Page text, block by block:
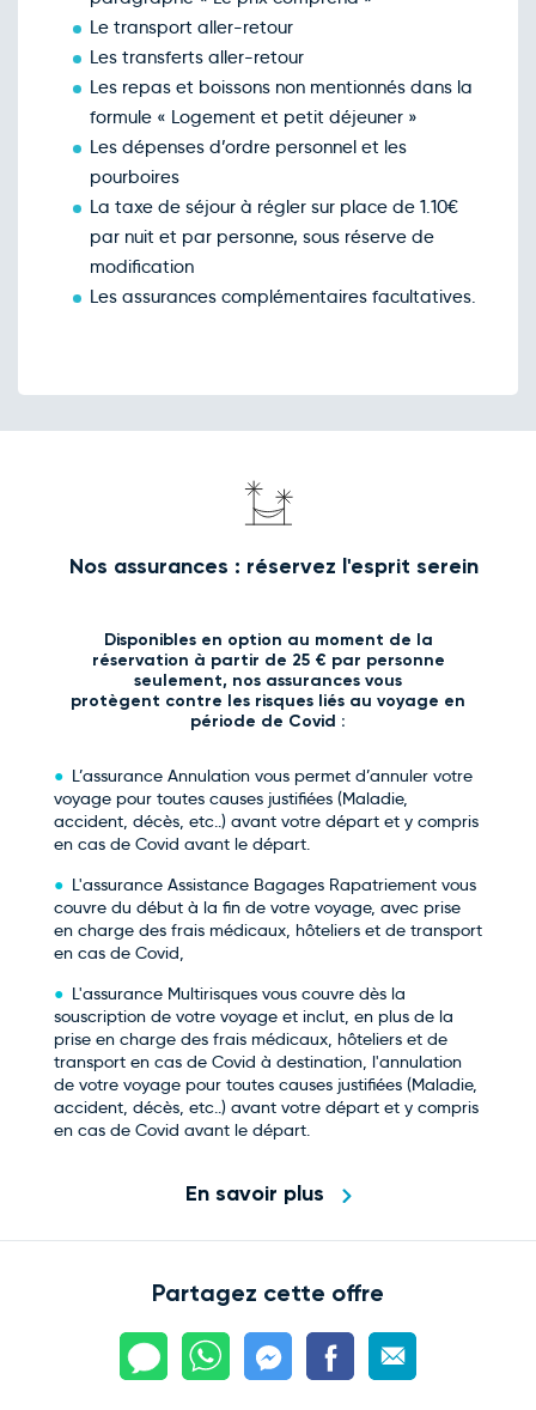
Le transport aller-retour
Les transferts aller-retour
Les repas et boissons non mentionnés dans la
formule « Logement et petit déjeuner »
Les dépenses d’ordre personnel et les
pourboires
La taxe de séjour à régler sur place de 1.10€
par nuit et par personne, sous réserve de
modification
Les assurances complémentaires facultatives.
Nos assurances : réservez l'esprit serein
Disponibles en option au moment de la
réservation à partir de 25 € par personne
seulement, nos assurances vous
protègent contre les risques liés au voyage en
période de Covid :
L’assurance Annulation vous permet d’annuler votre
voyage pour toutes causes justifiées (Maladie,
accident, décès, etc..) avant votre départ et y compris
en cas de Covid avant le départ.
L'assurance Assistance Bagages Rapatriement vous
couvre du début à la fin de votre voyage, avec prise
en charge des frais médicaux, hôteliers et de transport
en cas de Covid,
L'assurance Multirisques vous couvre dès la
souscription de votre voyage et inclut, en plus de la
prise en charge des frais médicaux, hôteliers et de
transport en cas de Covid à destination, l'annulation
de votre voyage pour toutes causes justifiées (Maladie,
accident, décès, etc..) avant votre départ et y compris
en cas de Covid avant le départ.
En savoir plus
Partagez cette offre